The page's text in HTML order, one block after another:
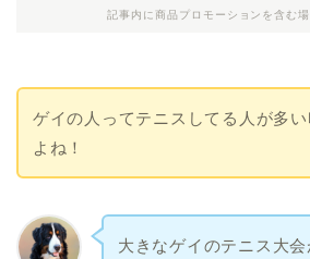
記事内に商品プロモーションを含む
ゲイの人ってテニスしてる人が多
よね！
大きなゲイのテニス大